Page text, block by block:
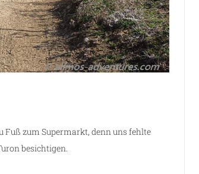
zum Supermarkt, denn uns fehlte
besichtigen.